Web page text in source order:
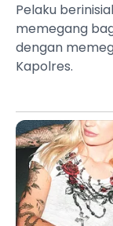
‎Pelaku
memegang
dengan
Kapolres.